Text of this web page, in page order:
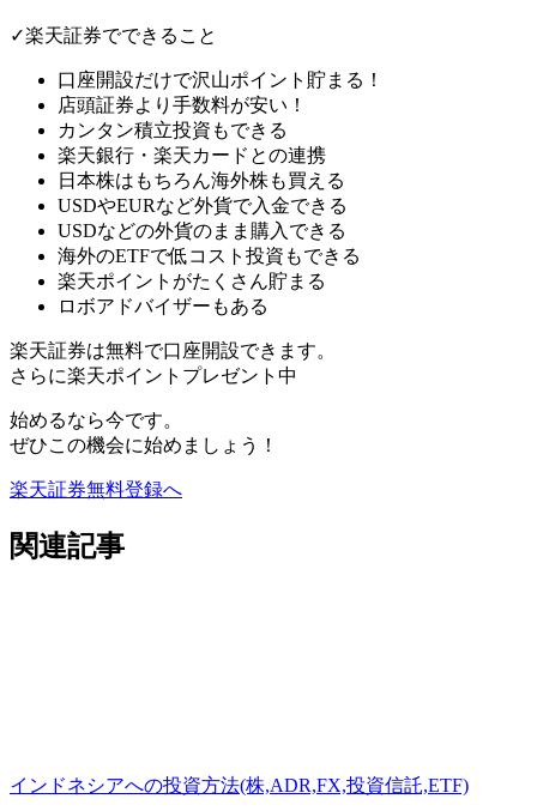
✓楽天証券でできること
口座開設だけで沢山ポイント貯まる！
店頭証券より手数料が安い！
カンタン積立投資もできる
楽天銀行・楽天カードとの連携
日本株はもちろん海外株も買える
USDやEURなど外貨で入金できる
USDなどの外貨のまま購入できる
海外のETFで低コスト投資もできる
楽天ポイントがたくさん貯まる
ロボアドバイザーもある
楽天証券は無料で口座開設できます。
さらに楽天ポイントプレゼント中
始めるなら今です。
ぜひこの機会に始めましょう！
楽天証券無料登録へ
関連記事
インドネシアへの投資方法(株,ADR,FX,投資信託,ETF)